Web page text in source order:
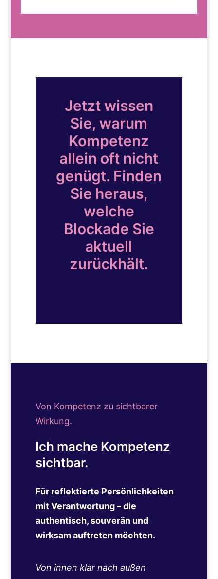
Jetzt wissen
Sie, warum
Kompetenz
allein oft nicht
genügt. Finden
Sie heraus,
welche
Blockade Sie
aktuell
zurückhält.
Von Kompetenz zu sichtbarer
Wirkung.
Ich mache Kompetenz
sichtbar.
Für reflektierte Persönlichkeiten
mit Verantwortung – die
authentisch, souverän und
wirksam auftreten möchten.
Von innen klar nach außen